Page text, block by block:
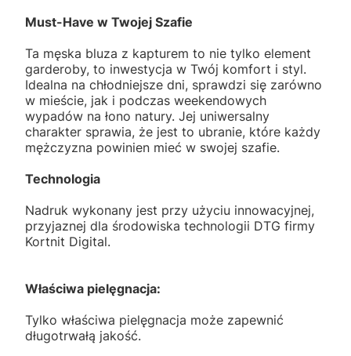
Must-Have w Twojej Szafie
Ta męska bluza z kapturem to nie tylko element
garderoby, to inwestycja w Twój komfort i styl.
Idealna na chłodniejsze dni, sprawdzi się zarówno
w mieście, jak i podczas weekendowych
wypadów na łono natury. Jej uniwersalny
charakter sprawia, że jest to ubranie, które każdy
mężczyzna powinien mieć w swojej szafie.
Technologia
Nadruk wykonany jest przy użyciu innowacyjnej,
przyjaznej dla środowiska technologii DTG firmy
Kortnit Digital.
Właściwa pielęgnacja:
Tylko właściwa pielęgnacja może zapewnić
długotrwałą jakość.